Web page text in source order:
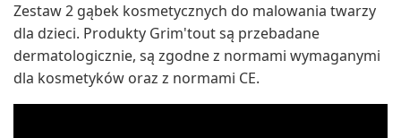
Zestaw 2 gąbek kosmetycznych do malowania twarzy
dla dzieci. Produkty Grim'tout są przebadane
dermatologicznie, są zgodne z normami wymaganymi
dla kosmetyków oraz z normami CE.